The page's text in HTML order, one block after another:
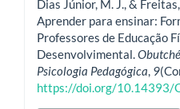
Dias Júnior, M. J., &
Aprender para ensinar:
Professores de Educação
Desenvolvimental.
Psicologia Pedagógica, 9
https://doi.org/10.14393/